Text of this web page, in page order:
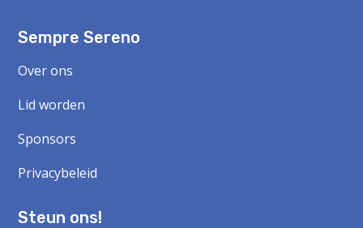
Sempre Sereno
Over ons
Lid worden
Sponsors
Privacybeleid
Steun ons!